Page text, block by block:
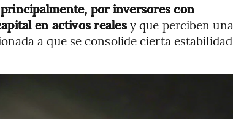
por inversores con
en activos realesy que perciben una
a que se consolide cierta estabilidad